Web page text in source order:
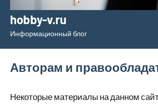
hobby-v.ru
Информационный блог
Авторам и
Некоторые материалы на данном